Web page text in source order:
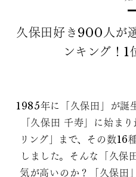
久保田好き900人が
ンキング！1
1985年に「久保田」が誕
「久保田 千寿」に始ま
リング」まで、その数16
しました。そんな「久保
気が高いのか？「久保田